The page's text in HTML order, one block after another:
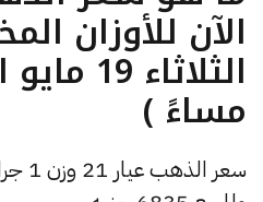
الآن للأوزان
مساءً )